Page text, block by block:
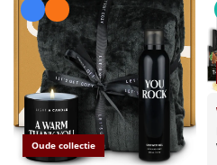
Oude collectie